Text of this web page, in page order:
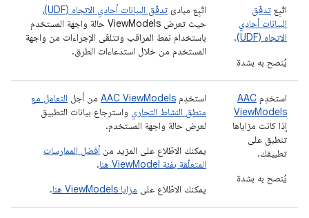
اتّبِع تدفّق
البيانات أحادي
الاتجاه (UDF)
.
يُنصح به بشدة
اتّبِع مبادئ تدفّق البيانات أحادي الاتجاه (UDF)
،
حيث تعرض ViewModels حالة واجهة المستخدم
باستخدام نمط المراقب وتتلقّى الإجراءات من واجهة
المستخدم من خلال استدعاءات الطرق.
استخدِم AAC
ViewModels
إذا كانت مزاياها
تنطبق على
تطبيقك.
يُنصح به بشدة
استخدِم AAC ViewModels من أجل التعامل مع
منطق النشاط التجاري واسترجاع بيانات التطبيق
لعرض حالة واجهة المستخدم.
يمكنك الاطّلاع على المزيد من أفضل الممارسات
المتعلّقة بفئة ViewModel هنا
.
يمكنك الاطّلاع على مزايا ViewModels هنا .